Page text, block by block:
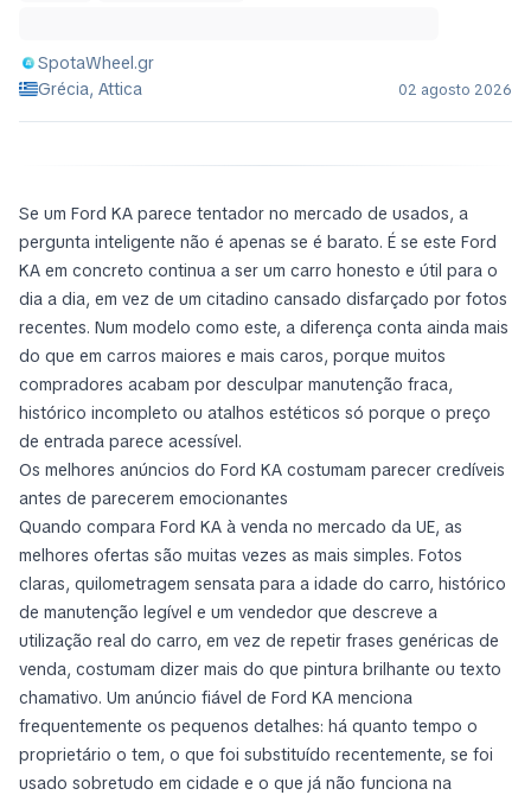
SpotaWheel.gr
Grécia, Attica
02 agosto 2026
Se um Ford KA parece tentador no mercado de usados, a
pergunta inteligente não é apenas se é barato. É se este Ford
KA em concreto continua a ser um carro honesto e útil para o
dia a dia, em vez de um citadino cansado disfarçado por fotos
recentes. Num modelo como este, a diferença conta ainda mais
do que em carros maiores e mais caros, porque muitos
compradores acabam por desculpar manutenção fraca,
histórico incompleto ou atalhos estéticos só porque o preço
de entrada parece acessível.
Os melhores anúncios do Ford KA costumam parecer credíveis
antes de parecerem emocionantes
Quando compara Ford KA à venda no mercado da UE, as
melhores ofertas são muitas vezes as mais simples. Fotos
claras, quilometragem sensata para a idade do carro, histórico
de manutenção legível e um vendedor que descreve a
utilização real do carro, em vez de repetir frases genéricas de
venda, costumam dizer mais do que pintura brilhante ou texto
chamativo. Um anúncio fiável de Ford KA menciona
frequentemente os pequenos detalhes: há quanto tempo o
proprietário o tem, o que foi substituído recentemente, se foi
usado sobretudo em cidade e o que já não funciona na